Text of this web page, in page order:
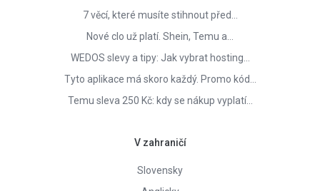
7 věcí, které musíte stihnout před…
Nové clo už platí. Shein, Temu a…
WEDOS slevy a tipy: Jak vybrat hosting…
Tyto aplikace má skoro každý. Promo kód…
Temu sleva 250 Kč: kdy se nákup vyplatí…
V zahraničí
Slovensky